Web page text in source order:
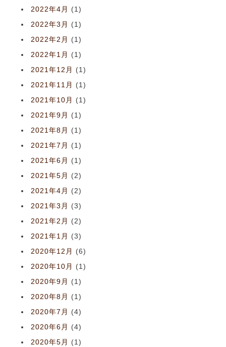
2022年4月
(1)
2022年3月
(1)
2022年2月
(1)
2022年1月
(1)
2021年12月
(1)
2021年11月
(1)
2021年10月
(1)
2021年9月
(1)
2021年8月
(1)
2021年7月
(1)
2021年6月
(1)
2021年5月
(2)
2021年4月
(2)
2021年3月
(3)
2021年2月
(2)
2021年1月
(3)
2020年12月
(6)
2020年10月
(1)
2020年9月
(1)
2020年8月
(1)
2020年7月
(4)
2020年6月
(4)
2020年5月
(1)